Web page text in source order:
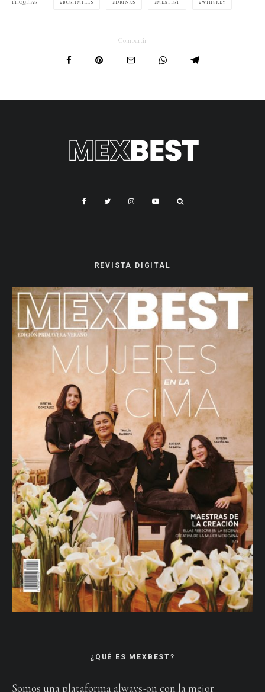
ETIQUETAS BUSHMILLS DRINKS MEXBEST WHISKEY
Compartir
REVISTA DIGITAL
¿QUÉ ES MEXBEST?
Somos una plataforma always-on con la mejor